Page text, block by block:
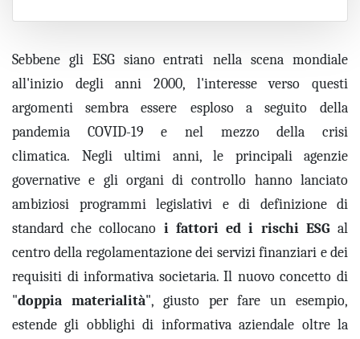
Sebbene gli ESG sianoentrati nella scena mondiale
all'inizio degli anni 2000, l'interesseverso questi
argomenti sembra essere
esploso a seguito
della
pandemia COVID-19 e nel mezzo della crisi
climatica. Negli ultimi anni, le principali agenzie
governative e gli organi di controllo hanno lanciato
ambiziosi programmi legislativi e di definizione di
standard checollocano i fattori ed i rischi ESG al
centro della regolamentazione dei servizi finanziari e dei
requisiti di informativa societaria.Il nuovo concetto di
"doppia materialità", giusto per fare un esempio,
estende gli obblighi di informativa aziendale oltre la